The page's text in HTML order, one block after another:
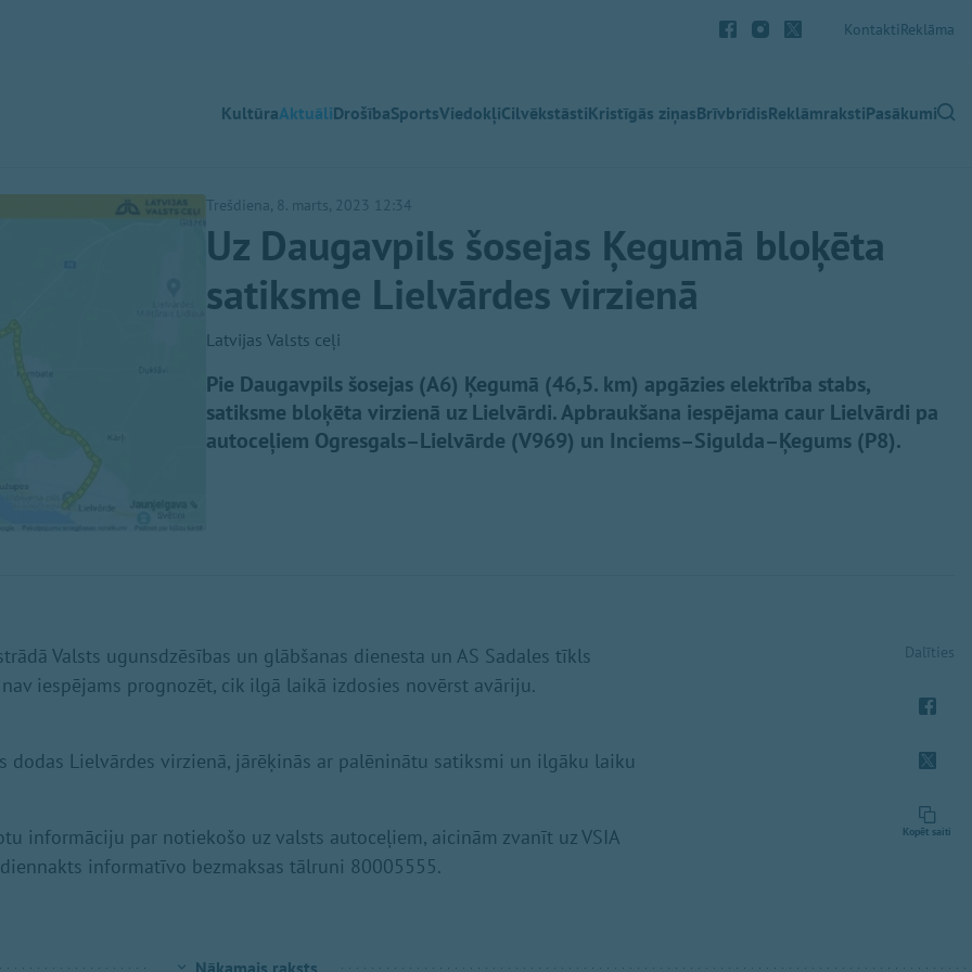
KontaktiReklāma
KultūraAktuāliDrošībaSportsViedokļiCilvēkstāstiKristīgās ziņasBrīvbrīdisReklāmrakstiPasākumi
Trešdiena, 8. marts, 2023 12:34
Uz Daugavpils šosejas Ķegumā bloķēta
satiksme Lielvārdes virzienā
Latvijas Valsts ceļi
Pie Daugavpils šosejas (A6) Ķegumā (46,5. km) apgāzies elektrība stabs,
satiksme bloķēta virzienā uz Lielvārdi. Apbraukšana iespējama caur Lielvārdi pa
autoceļiem Ogresgals–Lielvārde (V969) un Inciems–Sigulda–Ķegums (P8).
Valsts ugunsdzēsības un glābšanas dienesta un AS Sadales tīkls
iespējams prognozēt, cik ilgā laikā izdosies novērst avāriju.
dodas Lielvārdes virzienā, jārēķinās ar palēninātu satiksmi un ilgāku laiku
informāciju par notiekošo uz valsts autoceļiem, aicinām zvanīt uz VSIA
informatīvo bezmaksas tālruni 80005555.
Dalīties
Kopēt saiti
Nākamais raksts